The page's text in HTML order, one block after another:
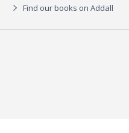
Find our books on Addall